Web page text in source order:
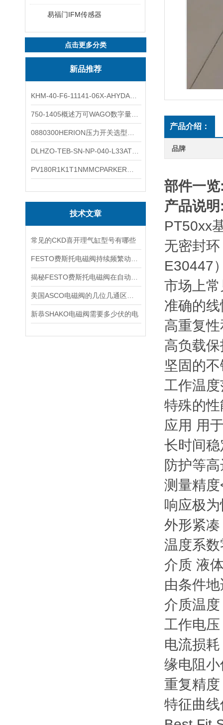
易福门IFM传感器
点击更多分类
新品推荐
技术文章
常见的CKD喜开理气缸型号有哪些
新恭SHAKO电磁阀需要多少伏的电
产品介绍：
品牌
部件一
产品说
PT50xx
无密封
E30447
市场上
准确的
高重复
高负载
坚固的
工作温
特殊的性
应用 用
长时间
防护等
测量精
响应极
外形紧
温度系
介质 液
由条件
介质温度
工作电
电流损
缘电阻
重复精
特征曲